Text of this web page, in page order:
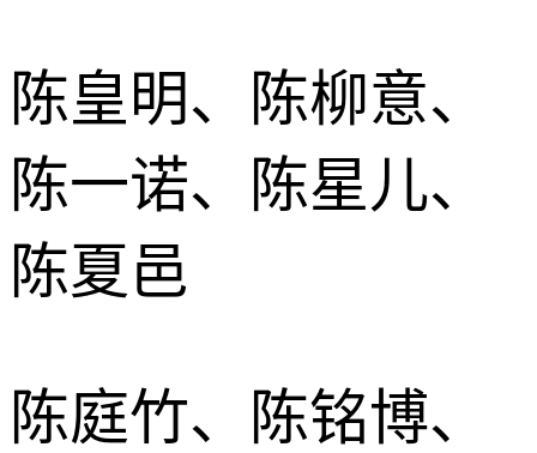
陈皇明、陈柳意、
陈一诺、陈星儿、
陈夏邑
陈庭竹、陈铭博、